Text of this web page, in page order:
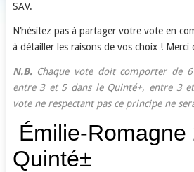
SAV.
N’hésitez pas à partager votre vote en
à détailler les raisons de vos choix !
N.B.Chaque vote doit comporter de
entre 3 et 5 dans le Quinté+, entre 3
vote ne respectant pas ce principe ne